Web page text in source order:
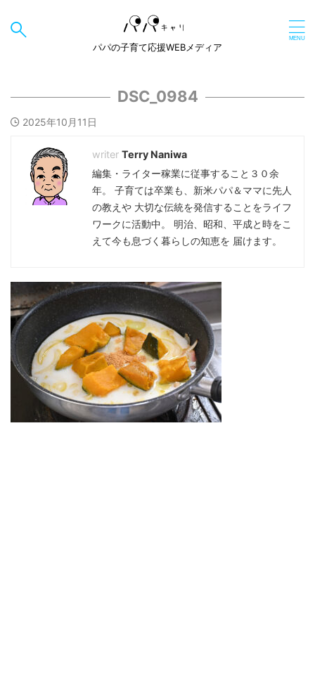
パパの子育て応援WEBメディア
DSC_0984
2025年10月11日
Terry Naniwa
編集・ライター稼業に従事すること３０余
年。 子育ては卒業も、新米パパ＆ママに先人
の教えや 大切な伝統を発信することをライフ
ワークに活動中。 明治、昭和、平成と時をこ
えて今も息づく暮らしの知恵を 届けます。